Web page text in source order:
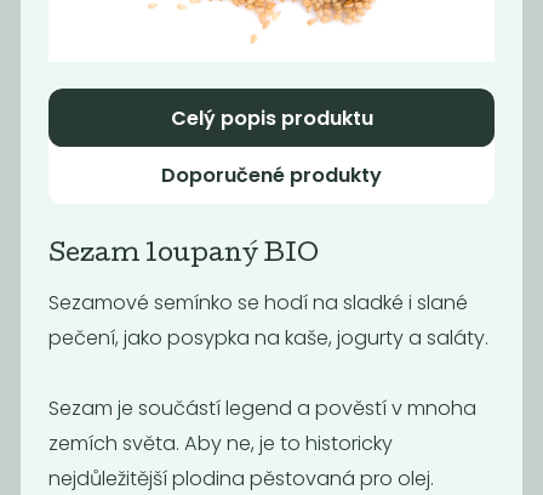
109Kč
loupané
250 85 / Kg
Celý popis produktu
Doporučené produkty
Sezam loupaný BIO
Sezamové semínko se hodí na sladké i slané
pečení, jako posypka na kaše, jogurty a saláty.
Sezam je součástí legend a pověstí v mnoha
zemích světa. Aby ne, je to historicky
nejdůležitější plodina pěstovaná pro olej.